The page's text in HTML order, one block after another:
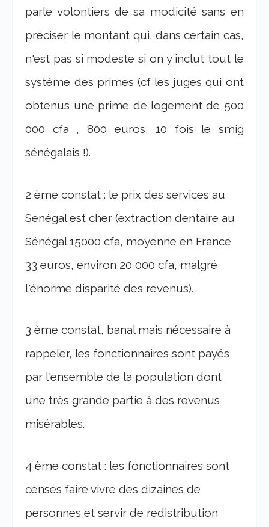
parle volontiers de sa modicité sans en
préciser le montant qui, dans certain cas,
n'est pas si modeste si on y inclut tout le
système des primes (cf les juges qui ont
obtenus une prime de logement de 500
000 cfa , 800 euros, 10 fois le smig
sénégalais !).
2 ème constat : le prix des services au
Sénégal est cher (extraction dentaire au
Sénégal 15000 cfa, moyenne en France
33 euros, environ 20 000 cfa, malgré
l'énorme disparité des revenus).
3 ème constat, banal mais nécessaire à
rappeler, les fonctionnaires sont payés
par l'ensemble de la population dont
une très grande partie à des revenus
misérables.
4 ème constat : les fonctionnaires sont
censés faire vivre des dizaines de
personnes et servir de redistribution